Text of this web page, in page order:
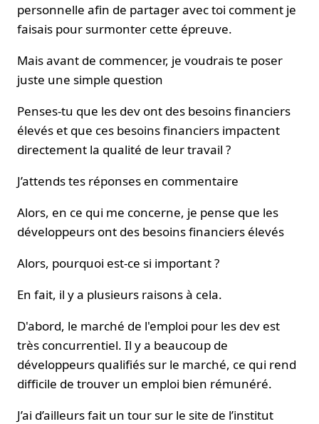
personnelle afin de partager avec toi comment je
faisais pour surmonter cette épreuve.
Mais avant de commencer, je voudrais te poser
juste une simple question
Penses-tu que les dev ont des besoins financiers
élevés et que ces besoins financiers impactent
directement la qualité de leur travail ?
J’attends tes réponses en commentaire
Alors, en ce qui me concerne, je pense que les
développeurs ont des besoins financiers élevés
Alors, pourquoi est-ce si important ?
En fait, il y a plusieurs raisons à cela.
D'abord, le marché de l'emploi pour les dev est
très concurrentiel. Il y a beaucoup de
développeurs qualifiés sur le marché, ce qui rend
difficile de trouver un emploi bien rémunéré.
J’ai d’ailleurs fait un tour sur le site de l’institut